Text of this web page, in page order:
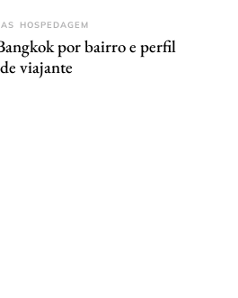
HOSPEDAGEM
por bairro e perfil
de viajante